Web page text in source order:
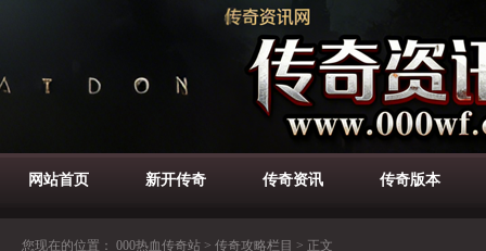
网站首页 新开传奇 传奇资讯 传奇版本
您现在的位置： 000热血传奇站 > 传奇攻略栏目 > 正文